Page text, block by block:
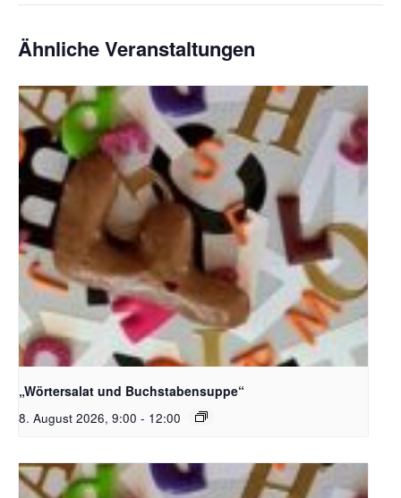
Ähnliche Veranstaltungen
Bildquelle_ Pixabay Free_Christoph Meinersmann
„Wörtersalat und Buchstabensuppe“
8. August 2026, 9:00 - 12:00